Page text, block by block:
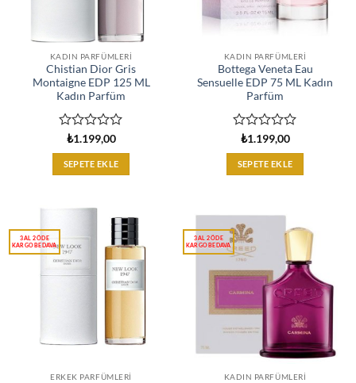
KADIN PARFÜMLERI
Chistian Dior Gris
Montaigne EDP 125 ML
Kadın Parfüm
üzerinden
0
oy
₺1.199,00
SEPETE EKLE
KADIN PARFÜMLERI
Bottega Veneta Eau
Sensuelle EDP 75 ML Kadın
Parfüm
üzerinden
0
oy
₺1.199,00
SEPETE EKLE
ERKEK PARFÜMLERI KADIN PARFÜMLERI